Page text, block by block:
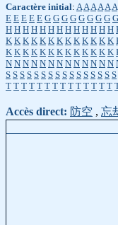
Caractère initial: A A A A A A
E E E E E G G G G G G G G G
H H H H H H H H H H H H H
K K K K K K K K K K K K K
K K K K K K K K K K K K K
N N N N N N N N N N N N N
S S S S S S S S S S S S S S S S
T T T T T T T T T T T T T T
Accès direct: 防空 , 忘